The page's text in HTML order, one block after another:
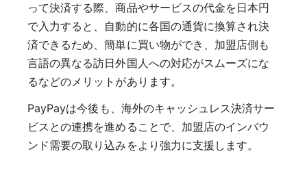
って決済する際、商品やサービスの代金を日本円
で入力すると、自動的に各国の通貨に換算され決
済できるため、簡単に買い物ができ、加盟店側も
言語の異なる訪日外国人への対応がスムーズにな
るなどのメリットがあります。
PayPayは今後も、海外のキャッシュレス決済サー
ビスとの連携を進めることで、加盟店のインバウ
ンド需要の取り込みをより強力に支援します。